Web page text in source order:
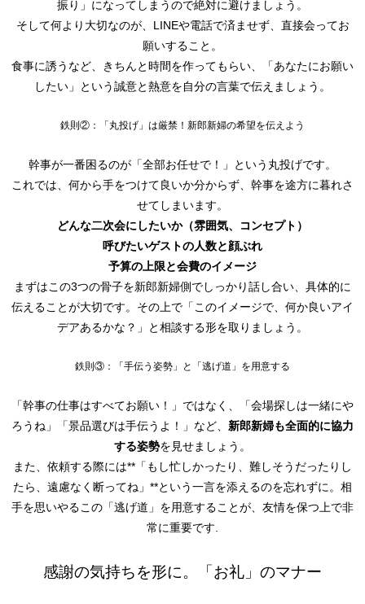
振り」になってしまうので絶対に避けましょう。
そして何より大切なのが、LINEや電話で済ませず、直接会ってお
願いすること。
食事に誘うなど、きちんと時間を作ってもらい、「あなたにお願い
したい」という誠意と熱意を自分の言葉で伝えましょう。
鉄則②：「丸投げ」は厳禁！新郎新婦の希望を伝えよう
幹事が一番困るのが「全部お任せで！」という丸投げです。
これでは、何から手をつけて良いか分からず、幹事を途方に暮れさ
せてしまいます。
どんな二次会にしたいか（雰囲気、コンセプト）
呼びたいゲストの人数と顔ぶれ
予算の上限と会費のイメージ
まずはこの3つの骨子を新郎新婦側でしっかり話し合い、具体的に
伝えることが大切です。その上で「このイメージで、何か良いアイ
デアあるかな？」と相談する形を取りましょう。
鉄則③：「手伝う姿勢」と「逃げ道」を用意する
「幹事の仕事はすべてお願い！」ではなく、「会場探しは一緒にや
ろうね」「景品選びは手伝うよ！」など、 新郎新婦も全面的に協力
する姿勢を見せましょう。
また、依頼する際には**「もし忙しかったり、難しそうだったりし
たら、遠慮なく断ってね」**という一言を添えるのを忘れずに。相
手を思いやるこの「逃げ道」を用意することが、友情を保つ上で非
常に重要です.
感謝の気持ちを形に。「お礼」のマナー